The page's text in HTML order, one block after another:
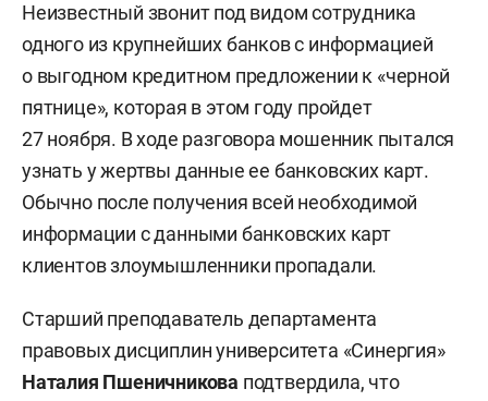
Неизвестный звонит под видом сотрудника
одного из крупнейших банков с информацией
о выгодном кредитном предложении к «черной
пятнице», которая в этом году пройдет
27 ноября. В ходе разговора мошенник пытался
узнать у жертвы данные ее банковских карт.
Обычно после получения всей необходимой
информации с данными банковских карт
клиентов злоумышленники пропадали.
Старший преподаватель департамента
правовых дисциплин университета «Синергия»
Наталия Пшеничникова подтвердила, что